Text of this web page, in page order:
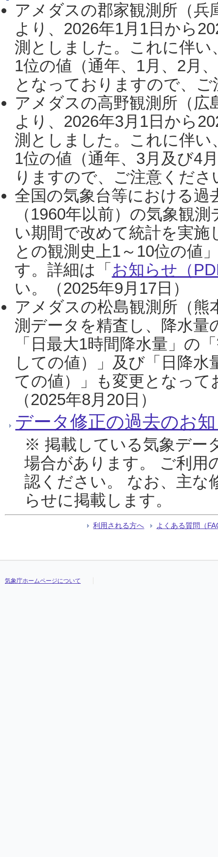
アメダスの郡家観測所（
より、2026年1月1日から
測としました。これに伴い
1位の値（通年、1月、2月
となっておりますので、
アメダスの高野観測所（
より、2026年3月1日から
測としました。これに伴い
1位の値（通年、3月及び4
りますので、ご注意くだ
全国の気象台等における過
（1960年以前）の気象観
い期間で改めて統計を実
との観測史上1～10位の値
す。詳細は「 お知らせ（
い。（2025年9月17日）
アメダスの松島観測所（熊
測データを精査し、降水
「日最大1時間降水量」の
しての値）」及び「日降
ての値）」も変更となっ
（2025年8月20日）
データ修正の過去のお
※ 掲載している気象デー
場合があります。 ご利用
認ください。 なお、主な
らせに掲載します。
利用される方へ よくある質問（
気象庁ホームページについて